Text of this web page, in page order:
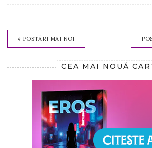
« POSTĂRI MAI NOI
CEA MAI NOUĂ